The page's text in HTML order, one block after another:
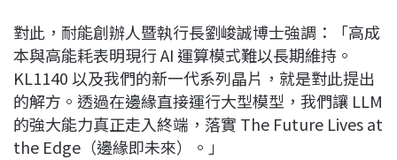
對此，耐能創辦人暨執行長劉峻誠博士強調：「高成
本與高能耗表明現行 AI 運算模式難以長期維持。
KL1140 以及我們的新一代系列晶片，就是對此提出
的解方。透過在邊緣直接運行大型模型，我們讓 LLM
的強大能力真正走入終端，落實 The Future Lives at
the Edge（邊緣即未來）。」